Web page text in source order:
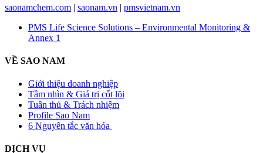
saonamchem.com | saonam.vn | pmsvietnam.vn
PMS Life Science Solutions – Environmental Monitoring &
Annex 1
VỀ SAO NAM
Giới thiệu doanh nghiệp
Tầm nhìn & Giá trị cốt lõi
Tuân thủ & Trách nhiệm
Profile Sao Nam
6 Nguyên tắc văn hóa
DỊCH VỤ